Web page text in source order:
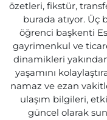
özetleri, fikstür,
burada atıyor. Üç
öğrenci başkenti
gayrimenkul ve
dinamikleri
yaşamını
namaz ve ezan
ulaşım bilgileri,
güncel olarak